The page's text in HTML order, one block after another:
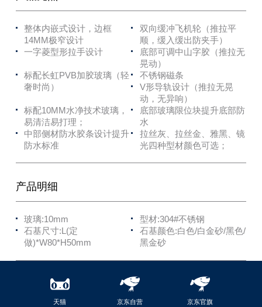
整体内嵌式设计，边框
14MM极窄设计
双向缓冲飞机轮（推拉平
顺，缓入缓出防夹手）
一字菱型形拉手设计
底部可调中山字胶（推拉无
晃动）
标配长虹PVB加胶玻璃（轻
奢时尚）
不锈钢磁条
V形导轨设计（推拉无晃
动，无异响）
标配10MM水净技术玻璃，
易清洁易打理；
底部玻璃限位块提升底部防
水
中部侧材防水胶条设计提升
防水标准
拉丝灰、拉丝金、雅黑、镜
光四种型材颜色可选；
产品明细
玻璃:10mm
型材:304#不锈钢
石基尺寸:L(定
做)*W80*H50mm
石基颜色:白色/白金砂/黑色/
黑金砂
天猫 京东自营 京东官旗